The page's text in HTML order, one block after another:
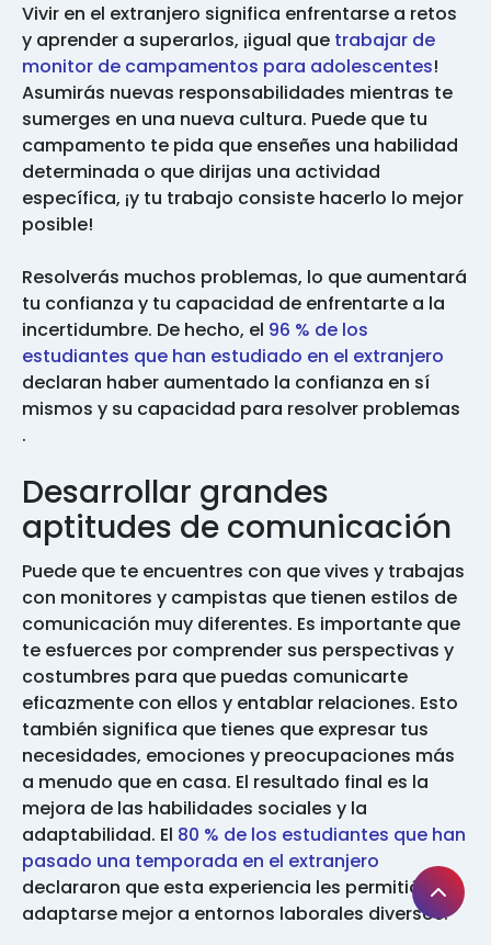
Vivir en el extranjero significa enfrentarse a retos
y aprender a superarlos, ¡igual que trabajar de
monitor de campamentos para adolescentes!
Asumirás nuevas responsabilidades mientras te
sumerges en una nueva cultura. Puede que tu
campamento te pida que enseñes una habilidad
determinada o que dirijas una actividad
específica, ¡y tu trabajo consiste hacerlo lo mejor
posible!
Resolverás muchos problemas, lo que aumentará
tu confianza y tu capacidad de enfrentarte a la
incertidumbre. De hecho, el 96 % de los
estudiantes que han estudiado en el extranjero
declaran haber aumentado la confianza en sí
mismos y su capacidad para resolver problemas
.
Desarrollar grandes
aptitudes de comunicación
Puede que te encuentres con que vives y trabajas
con monitores y campistas que tienen estilos de
comunicación muy diferentes. Es importante que
te esfuerces por comprender sus perspectivas y
costumbres para que puedas comunicarte
eficazmente con ellos y entablar relaciones. Esto
también significa que tienes que expresar tus
necesidades, emociones y preocupaciones más
a menudo que en casa. El resultado final es la
mejora de las habilidades sociales y la
adaptabilidad. El 80 % de los estudiantes que han
pasado una temporada en el extranjero
declararon que esta experiencia les permitió
adaptarse mejor a entornos laborales diversos.